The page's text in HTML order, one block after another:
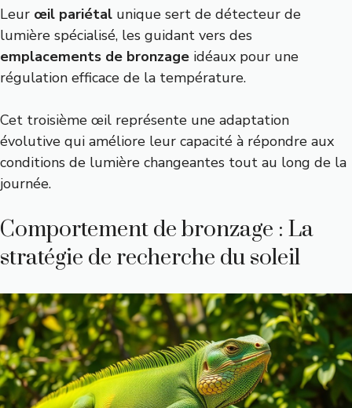
Leur œil pariétal unique sert de détecteur de
lumière spécialisé, les guidant vers des
emplacements de bronzage idéaux pour une
régulation efficace de la température.
Cet troisième œil représente une adaptation
évolutive qui améliore leur capacité à répondre aux
conditions de lumière changeantes tout au long de la
journée.
Comportement de bronzage : La
stratégie de recherche du soleil